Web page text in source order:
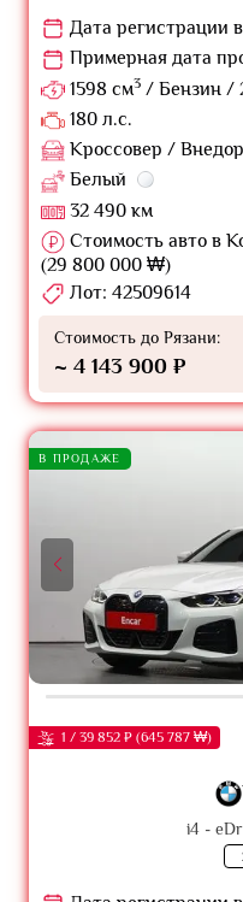
Дата регистрации
Примерная дата
1598 см3 / Бензин /
180 л.с.
Кроссовер /
Белый
32 490 км
Стоимость авто в
(29 800 000 ₩)
Лот: 42509614
Стоимость до Рязани:
~ 4 143 900 ₽
В ПРОДАЖЕ
1 / 39 852 ₽ (645 787 ₩)
i4 -